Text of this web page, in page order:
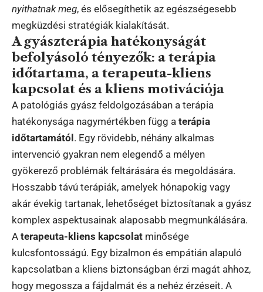
nyithatnak meg, és elősegíthetik az egészségesebb
megküzdési stratégiák kialakítását.
A gyászterápia hatékonyságát
befolyásoló tényezők: a terápia
időtartama, a terapeuta-kliens
kapcsolat és a kliens motivációja
A patológiás gyász feldolgozásában a terápia
hatékonysága nagymértékben függ a terápia
időtartamától. Egy rövidebb, néhány alkalmas
intervenció gyakran nem elegendő a mélyen
gyökerező problémák feltárására és megoldására.
Hosszabb távú terápiák, amelyek hónapokig vagy
akár évekig tartanak, lehetőséget biztosítanak a gyász
komplex aspektusainak alaposabb megmunkálására.
A terapeuta-kliens kapcsolat minősége
kulcsfontosságú. Egy bizalmon és empátián alapuló
kapcsolatban a kliens biztonságban érzi magát ahhoz,
hogy megossza a fájdalmát és a nehéz érzéseit. A